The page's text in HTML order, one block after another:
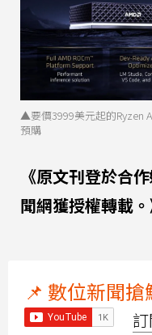
▲要價3999美元起的Ryzen
預購
《原文刊登於合
聞網獲授權轉載。
📌 數位新聞搶